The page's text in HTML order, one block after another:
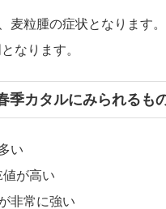
麦粒腫の症状となります
なります。
季カタルにみられるも
い
が高い
非常に強い